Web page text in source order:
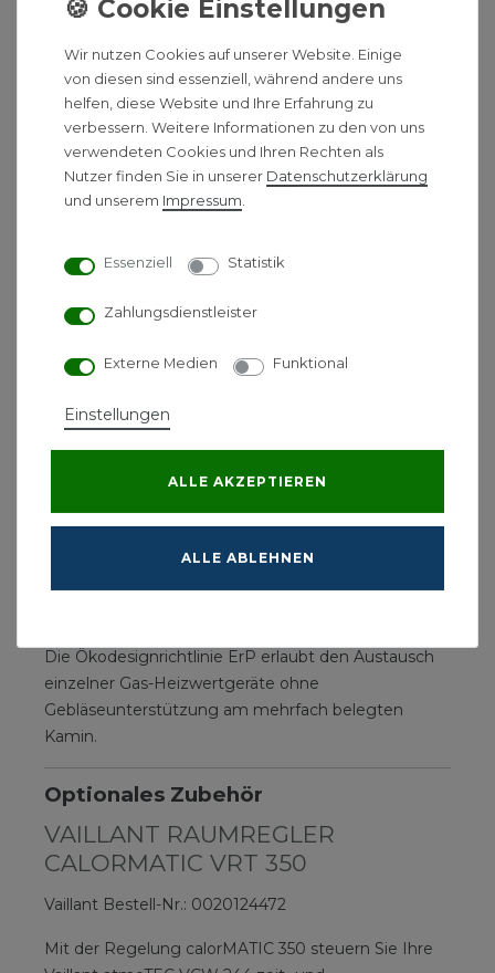
11,5 l/min
Warmwasserdauerleistung t 45 K
7,7 l/min
Elektr. Leistungsaufnahme bei 30 %
65 W
Elektr. Leistungsaufnahme bei
95 W
Anschlusswert bei Erdgas E
2,8 m³/h
Anschlusswert bei Erdgass LL
Abgastemperatur (Min. / Max. bei 80
/ 60°C)
Abmessungen (Höhe / Breite / Tiefe)
Gewicht
44 kg
Energieeffizienz
Klasse der Warmwasserbereitungs-
Energieeffizienz
Erdgas E/H:
0010017847
Rahmenrichtlinien für den Austausch von
Die Ökodesignrichtlinie ErP erlaubt den Austausch
einzelner Gas-Heizwertgeräte ohne
Gebläseunterstützung am mehrfach belegten
Kamin.
Optionales Zubehör
VAILLANT RAUMREGLER
CALORMATIC VRT 350
Vaillant Bestell-Nr.: 0020124472
Mit der Regelung calorMATIC 350 steuern Sie Ihre
Wir nutzen Cookies auf unserer Website. Einige
von diesen sind essenziell, während andere uns
helfen, diese Website und Ihre Erfahrung zu
verbessern. Weitere Informationen zu den von uns
verwendeten Cookies und Ihren Rechten als
Nutzer finden Sie in unserer Daten­schutz­erklärung
und unserem Impressum
Essenziell Statistik
Zahlungsdienstleister
Externe Medien Funktional
Einstellungen
ALLE AKZEPTIEREN
ALLE ABLEHNEN